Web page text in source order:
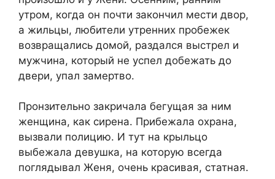
утром, когда он почти закончил мести двор,
а жильцы, любители утренних пробежек
возвращались домой, раздался выстрел и
мужчина, который не успел добежать до
двери, упал замертво.
Пронзительно закричала бегущая за ним
женщина, как сирена. Прибежала охрана,
вызвали полицию. И тут на крыльцо
выбежала девушка, на которую всегда
поглядывал Женя, очень красивая, статная.